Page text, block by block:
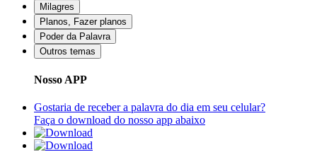
Milagres
Planos, Fazer planos
Poder da Palavra
Outros temas
Nosso APP
Gostaria de receber a palavra do dia em seu celular?
Faça o download do nosso app abaixo